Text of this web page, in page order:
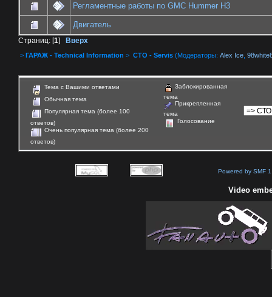
Регламентные работы по GMC Hummer H3
Двигатель
Страниц: [1] Вверх
> ГАРАЖ - Technical Information > СТО - Servis (Модераторы: Alex Ice
Тема с Вашими ответами
Обычная тема
Популярная тема (более 100
ответов)
Очень популярная тема (более 200
ответов)
Заблокированная
тема
Прикрепленная
тема
Голосование
Powered by SMF
Video